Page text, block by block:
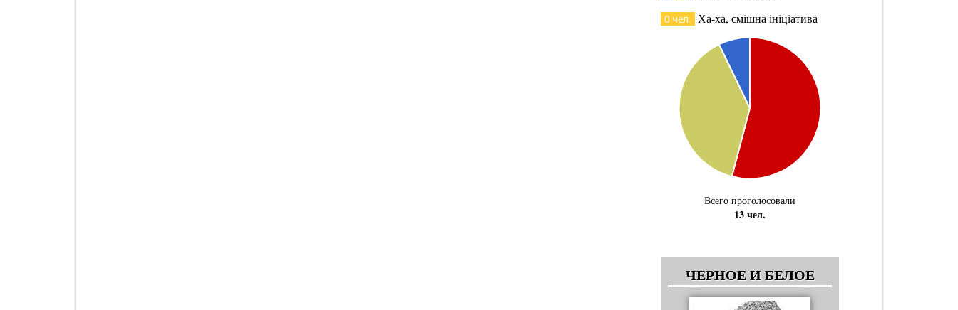
0 чел. Ха-ха, смішна ініціатива
Всего проголосовали
13 чел.
ЧЕРНОЕ И БЕЛОЕ